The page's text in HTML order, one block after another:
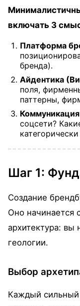
включать 3
Платформа
бренда).
Айдентика
поля,
паттерны,
соцсети?
Шаг 1:
Создание
Оно начинается
архитектура: вы
геологии.
Выбор
Каждый